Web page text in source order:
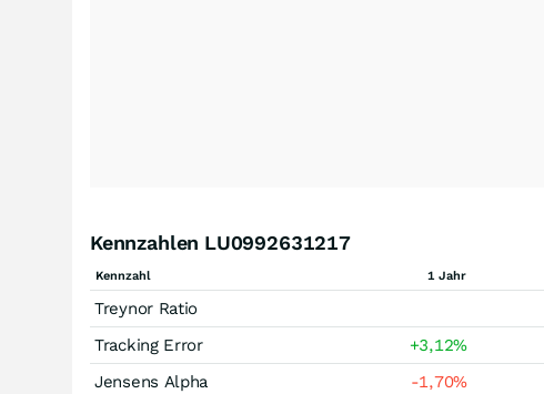
Kennzahlen LU0992631217
Kennzahl 1 Jahr
Treynor Ratio
Tracking Error
+3,12%
Jensens Alpha
-1,70%